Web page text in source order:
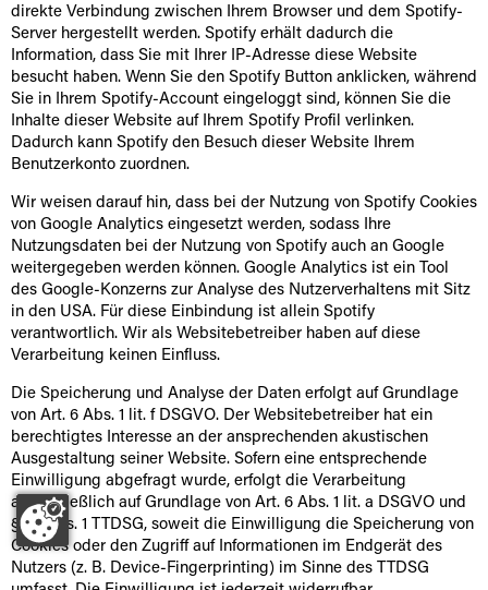
direkte Verbindung zwischen Ihrem Browser und dem Spotify-
Server hergestellt werden. Spotify erhält dadurch die
Information, dass Sie mit Ihrer IP-Adresse diese Website
besucht haben. Wenn Sie den Spotify Button anklicken, während
Sie in Ihrem Spotify-Account eingeloggt sind, können Sie die
Inhalte dieser Website auf Ihrem Spotify Profil verlinken.
Dadurch kann Spotify den Besuch dieser Website Ihrem
Benutzerkonto zuordnen.
Wir weisen darauf hin, dass bei der Nutzung von Spotify Cookies
von Google Analytics eingesetzt werden, sodass Ihre
Nutzungsdaten bei der Nutzung von Spotify auch an Google
weitergegeben werden können. Google Analytics ist ein Tool
des Google-Konzerns zur Analyse des Nutzerverhaltens mit Sitz
in den USA. Für diese Einbindung ist allein Spotify
verantwortlich. Wir als Websitebetreiber haben auf diese
Verarbeitung keinen Einfluss.
Die Speicherung und Analyse der Daten erfolgt auf Grundlage
von Art. 6 Abs. 1 lit. f DSGVO. Der Websitebetreiber hat ein
berechtigtes Interesse an der ansprechenden akustischen
Ausgestaltung seiner Website. Sofern eine entsprechende
Einwilligung abgefragt wurde, erfolgt die Verarbeitung
ausschließlich auf Grundlage von Art. 6 Abs. 1 lit. a DSGVO und
§ 25 Abs. 1 TTDSG, soweit die Einwilligung die Speicherung von
Cookies oder den Zugriff auf Informationen im Endgerät des
Nutzers (z. B. Device-Fingerprinting) im Sinne des TTDSG